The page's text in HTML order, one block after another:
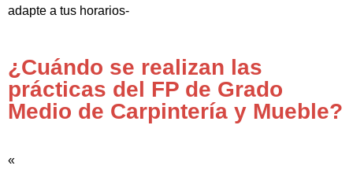
adapte a tus horarios-
¿Cuándo se realizan las
prácticas del FP de Grado
Medio de Carpintería y Mueble?
«